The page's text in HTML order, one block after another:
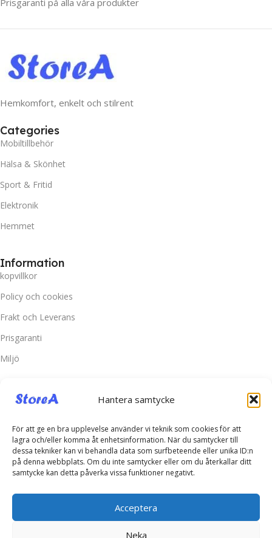
Hantera samtycke
För att ge en bra upplevelse använder vi teknik som cookies för att
lagra och/eller komma åt enhetsinformation. När du samtycker till
dessa tekniker kan vi behandla data som surfbeteende eller unika ID:n
på denna webbplats. Om du inte samtycker eller om du återkallar ditt
samtycke kan detta påverka vissa funktioner negativt.
Acceptera
Neka
Prisgaranti på alla våra produkter
Hemkomfort, enkelt och stilrent
Categories
Mobiltillbehör
Hälsa & Skönhet
Sport & Fritid
Elektronik
Hemmet
Information
kopvillkor
Policy och cookies
Frakt och Leverans
Prisgaranti
Miljö
Kundtjänst
Kontakta oss
Retur & Reklamation
Vanliga frågor
Inloggning
Kontakta oss